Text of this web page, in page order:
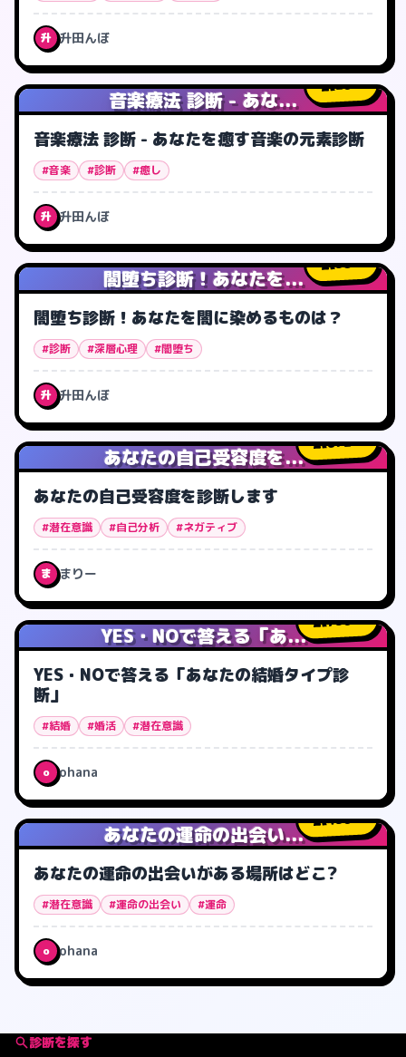
升 升田んぼ
音楽療法 診断 - あな...
20人
音楽療法 診断 - あなたを癒す音楽の元素診断
#音楽 #診断 #癒し
升 升田んぼ
闇堕ち診断！あなたを...
58人
闇堕ち診断！あなたを闇に染めるものは？
#診断 #深層心理 #闇堕ち
升 升田んぼ
あなたの自己受容度を...
672人
あなたの自己受容度を診断します
#潜在意識 #自己分析 #ネガティブ
ま まりー
YES・NOで答える「あ...
730人
YES・NOで答える「あなたの結婚タイプ診
断」
#結婚 #婚活 #潜在意識
o ohana
あなたの運命の出会い...
450人
あなたの運命の出会いがある場所はどこ?
#潜在意識 #運命の出会い #運命
o ohana
診断を探す